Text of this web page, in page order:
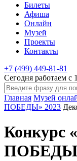
Билеты
Афиша
Онлайн
Музей
Проекты
Контакты
+7 (499) 449-81-81
Сегодня работаем с
Главная Музей
ПОБЕДЫ» 2023